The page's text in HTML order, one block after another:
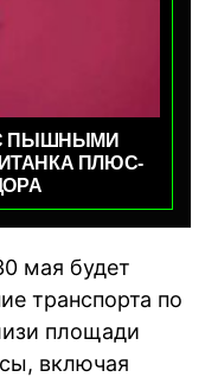
ПЫШНЫМИ
ПЛЮС-
мая будет
транспорта по
площади
включая